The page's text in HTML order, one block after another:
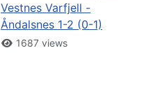
Vestnes Varfjell -
Åndalsnes 1-2 (0-1)
1687 views